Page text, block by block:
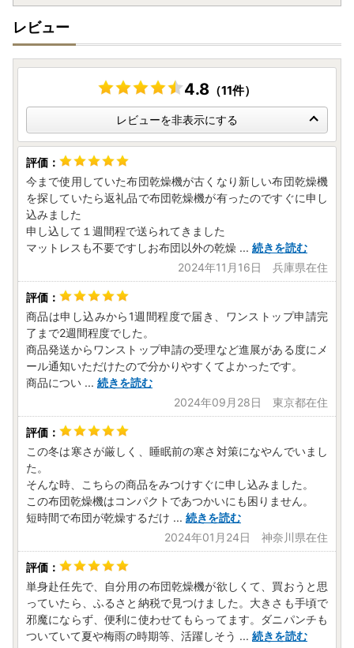
レビュー
4.8 （11件）
レビューを非表示にする
今まで使用していた布団乾燥機が古くなり新しい布団乾燥機
を探していたら返礼品で布団乾燥機が有ったのですぐに申し
込みました
申し込して１週間程で送られてきました
マットレスも不要ですしお布団以外の乾燥 ... 続きを読む
2024年11月16日 兵庫県在住
商品は申し込みから1週間程度で届き、ワンストップ申請完
了まで2週間程度でした。
商品発送からワンストップ申請の受理など進展がある度にメ
ール通知いただけたので分かりやすくてよかったです。
商品につい ... 続きを読む
2024年09月28日 東京都在住
この冬は寒さが厳しく、睡眠前の寒さ対策になやんでいまし
た。
そんな時、こちらの商品をみつけすぐに申し込みました。
この布団乾燥機はコンパクトであつかいにも困りません。
短時間で布団が乾燥するだけ ... 続きを読む
2024年01月24日 神奈川県在住
単身赴任先で、自分用の布団乾燥機が欲しくて、買おうと思
っていたら、ふるさと納税で見つけました。大きさも手頃で
邪魔にならず、便利に使わせてもらってます。ダニパンチも
ついていて夏や梅雨の時期等、活躍しそう ... 続きを読む